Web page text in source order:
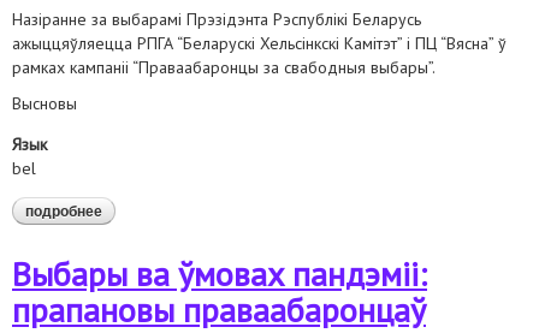
Назіранне за выбарамі Прэзідэнта Рэспублікі Беларусь
ажыццяўляецца РПГА “Беларускі Хельсінкскі Камітэт” і ПЦ “Вясна” ў
рамках кампаніі “Праваабаронцы за свабодныя выбары”.
Высновы
Язык
bel
подробнее о аналітычная справаздача па выніках назірання за
рэгістрацыяй ініцыятыўных груп па вылучэнні кандыдатаў
Выбары ва ўмовах пандэміі:
прапановы праваабаронцаў